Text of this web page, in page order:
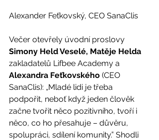
Alexander Feťkovský, CEO SanaClis
Večer otevřely úvodní proslovy
Simony Held Veselé, Matěje Helda
zakladatelů Lifbee Academy a
Alexandra Feťkovského (CEO
SanaClis): „Mladé lidi je třeba
podpořit, neboť když jeden člověk
začne tvořit něco pozitivního, tvoří i
něco, co ho přesahuje – důvěru,
spolupráci, sdílení komunity.” Shodli